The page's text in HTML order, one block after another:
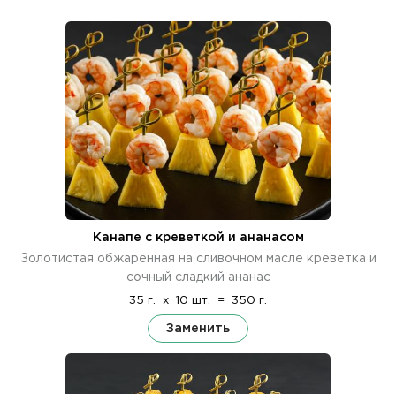
Канапе с креветкой и ананасом
Золотистая обжаренная на сливочном масле креветка и
сочный сладкий ананас
35 г. x 10 шт. = 350 г.
Заменить